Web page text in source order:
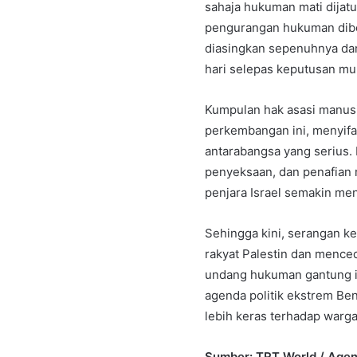
sahaja hukuman mati
pengurangan hukuman
diasingkan sepenuhnya
hari selepas keputusan
Kumpulan hak asasi
perkembangan ini,
antarabangsa yang
penyeksaan, dan
penjara Israel semakin
Sehingga kini, serangan
rakyat Palestin dan
undang hukuman
agenda politik ekstrem
lebih keras terhadap